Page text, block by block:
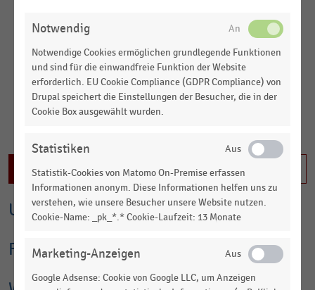
Das Unternehmen ist im Non-Food-Einzelhandel in 15
europäischen Ländern tätig, darunter Deutschland, Tschechien,
Spanien, Kroatien, Italien, Österreich, Polen, Slowenien und die
Slowakei. Tedi bietet ein breites Sortiment preisgünstiger
Haushalts-, Party- und Heimwerkerartikel sowie Drogerie- und
Kosmetikprodukte an und setzt dabei sowohl auf
Markenprodukte als auch auf Eigenmarken.
Inhalte im Tarif Business XL sichtbar. Jetzt einloggen oder
Inhalt nicht freigeschaltet
Umsatz
Filialzahlen
Notwendig
Notwendige Cookies ermöglichen grundlegende Funktionen
und sind für die einwandfreie Funktion der Website
erforderlich. EU Cookie Compliance (GDPR Compliance) von
Drupal speichert die Einstellungen der Besucher, die in der
Cookie Box ausgewählt wurden.
Statistiken
Statistik-Cookies von Matomo On-Premise erfassen
Informationen anonym. Diese Informationen helfen uns zu
verstehen, wie unsere Besucher unsere Website nutzen.
Cookie-Name: _pk_*.* Cookie-Laufzeit: 13 Monate
Marketing-Anzeigen
Google Adsense: Cookie von Google LLC, um Anzeigen